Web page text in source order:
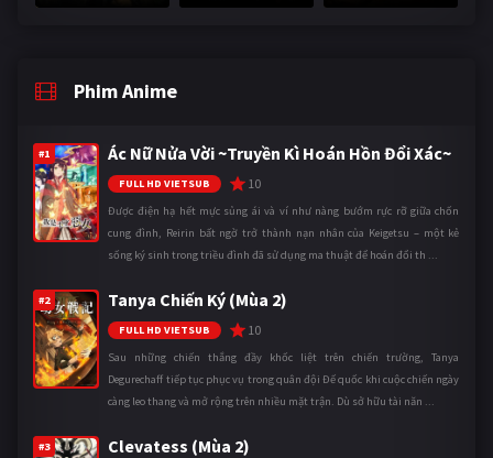
Phim Anime
#1 Ác Nữ Nửa Vời ~Truyền Kì Hoán Hồn Đổi Xác~
FULL HD VIETSUB 10
Được điện hạ hết mực sủng ái và ví như nàng bướm rực rỡ giữa chốn
cung đình, Reirin bất ngờ trở thành nạn nhân của Keigetsu – một kẻ
sống ký sinh trong triều đình đã sử dụng ma thuật để hoán đổi th ...
#2 Tanya Chiến Ký (Mùa 2)
FULL HD VIETSUB 10
Sau những chiến thắng đầy khốc liệt trên chiến trường, Tanya
Degurechaff tiếp tục phục vụ trong quân đội Đế quốc khi cuộc chiến ngày
càng leo thang và mở rộng trên nhiều mặt trận. Dù sở hữu tài năn ...
#3 Clevatess (Mùa 2)